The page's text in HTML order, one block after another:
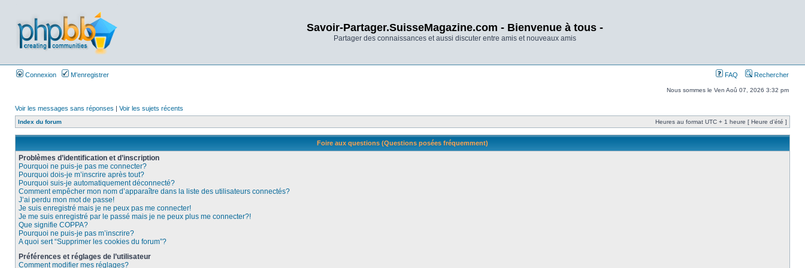
Savoir-Partager.SuisseMagazine.com - Bienvenue à tous -
Partager des connaissances et aussi discuter entre amis et nouveaux amis
Connexion M’enregistrer FAQ Rechercher
Nous sommes le Ven Aoû 07, 2026 3:32 pm
Voir les messages sans réponses | Voir les sujets récents
Index du forum Heures au format UTC + 1 heure [ Heure d’été ]
Foire aux questions (Questions posées fréquemment)
Problèmes d’identification et d’inscription
Pourquoi ne puis-je pas me connecter?
Pourquoi dois-je m’inscrire après tout?
Pourquoi suis-je automatiquement déconnecté?
Comment empêcher mon nom d’apparaître dans la liste des utilisateurs connectés?
J’ai perdu mon mot de passe!
Je suis enregistré mais je ne peux pas me connecter!
Je me suis enregistré par le passé mais je ne peux plus me connecter?!
Que signifie COPPA?
Pourquoi ne puis-je pas m’inscrire?
A quoi sert “Supprimer les cookies du forum”?
Préférences et réglages de l’utilisateur
Comment modifier mes réglages?